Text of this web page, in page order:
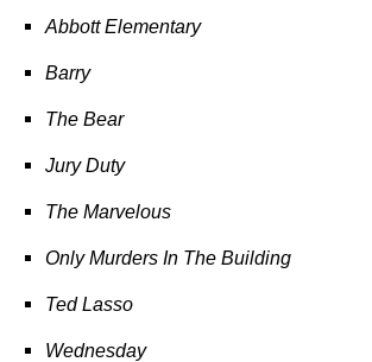
Abbott Elementary
Barry
The Bear
Jury Duty
The Marvelous
Only Murders In The Building
Ted Lasso
Wednesday